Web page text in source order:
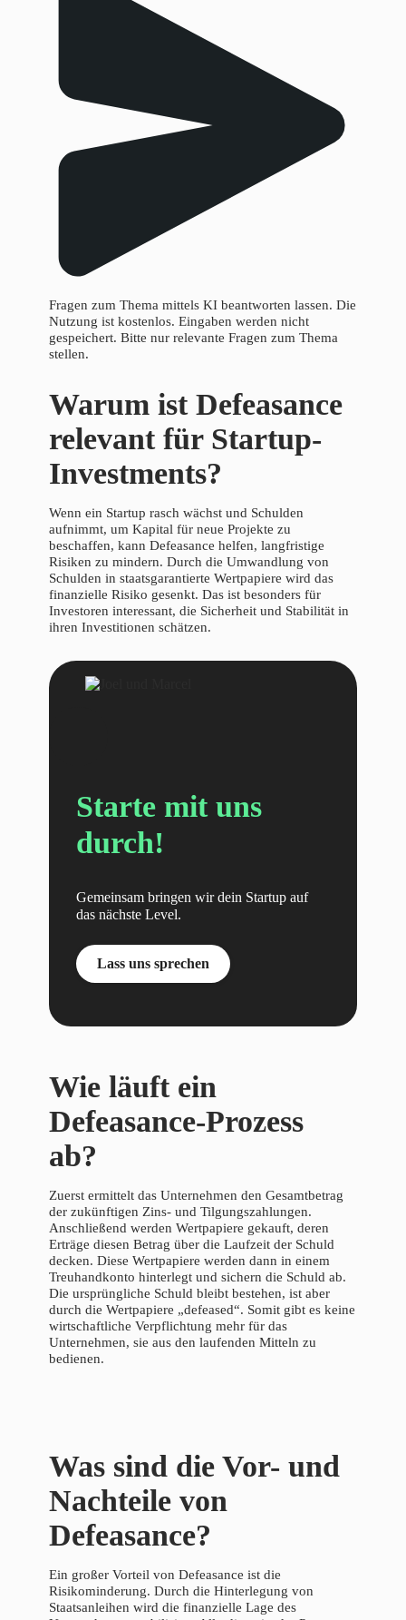
Fragen zum Thema mittels KI beantworten lassen. Die
Nutzung ist kostenlos. Eingaben werden nicht
gespeichert. Bitte nur relevante Fragen zum Thema
stellen.
Warum ist Defeasance
relevant für Startup-
Investments?
Wenn ein Startup rasch wächst und Schulden
aufnimmt, um Kapital für neue Projekte zu
beschaffen, kann Defeasance helfen, langfristige
Risiken zu mindern. Durch die Umwandlung von
Schulden in staatsgarantierte Wertpapiere wird das
finanzielle Risiko gesenkt. Das ist besonders für
Investoren interessant, die Sicherheit und Stabilität in
ihren Investitionen schätzen.
Starte mit uns
durch!
Gemeinsam bringen wir dein Startup auf
das nächste Level.
Lass uns sprechen
Wie läuft ein
Defeasance-Prozess
ab?
Zuerst ermittelt das Unternehmen den Gesamtbetrag
der zukünftigen Zins- und Tilgungszahlungen.
Anschließend werden Wertpapiere gekauft, deren
Erträge diesen Betrag über die Laufzeit der Schuld
decken. Diese Wertpapiere werden dann in einem
Treuhandkonto hinterlegt und sichern die Schuld ab.
Die ursprüngliche Schuld bleibt bestehen, ist aber
durch die Wertpapiere „defeased“. Somit gibt es keine
wirtschaftliche Verpflichtung mehr für das
Unternehmen, sie aus den laufenden Mitteln zu
bedienen.
Was sind die Vor- und
Nachteile von
Defeasance?
Ein großer Vorteil von Defeasance ist die
Risikominderung. Durch die Hinterlegung von
Staatsanleihen wird die finanzielle Lage des